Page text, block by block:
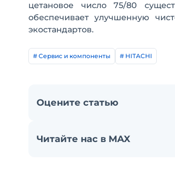
цетановое число 75/80
обеспечивает улучшенную
экостандартов.
# Сервис и компоненты # HITACHI
Оцените статью
Читайте нас в MAX